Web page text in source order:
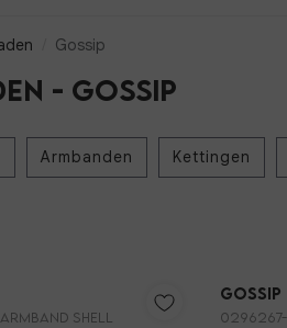
Gossip
- Gossip
Armbanden Kettingen
SHELL
Gossip
0296267-